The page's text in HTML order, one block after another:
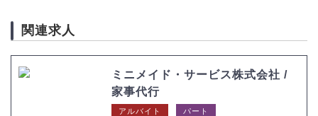
関連求人
ミニメイド・サービス株式会社 /
家事代行
アルバイト パート